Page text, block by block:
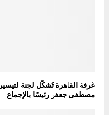
غرفة القاهرة تُشكّل لجنة
مصطفى جعفر رئيسًا بالإجماع